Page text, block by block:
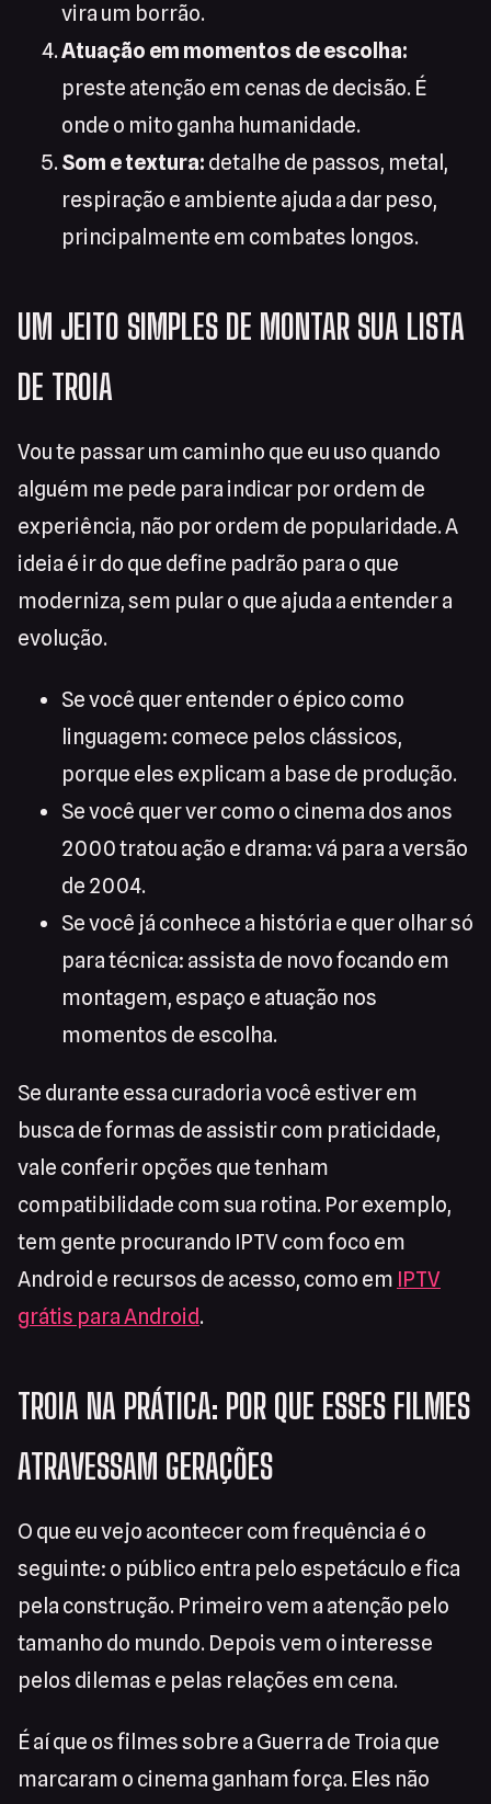
vira um borrão.
Atuação em momentos de escolha:
preste atenção em cenas de decisão. É
onde o mito ganha humanidade.
Som e textura: detalhe de passos, metal,
respiração e ambiente ajuda a dar peso,
principalmente em combates longos.
UM JEITO SIMPLES DE MONTAR SUA LISTA
DE TROIA
Vou te passar um caminho que eu uso quando
alguém me pede para indicar por ordem de
experiência, não por ordem de popularidade. A
ideia é ir do que define padrão para o que
moderniza, sem pular o que ajuda a entender a
evolução.
Se você quer entender o épico como
linguagem: comece pelos clássicos,
porque eles explicam a base de produção.
Se você quer ver como o cinema dos anos
2000 tratou ação e drama: vá para a versão
de 2004.
Se você já conhece a história e quer olhar só
para técnica: assista de novo focando em
montagem, espaço e atuação nos
momentos de escolha.
Se durante essa curadoria você estiver em
busca de formas de assistir com praticidade,
vale conferir opções que tenham
compatibilidade com sua rotina. Por exemplo,
tem gente procurando IPTV com foco em
Android e recursos de acesso, como em IPTV
grátis para Android.
TROIA NA PRÁTICA: POR QUE ESSES FILMES
ATRAVESSAM GERAÇÕES
O que eu vejo acontecer com frequência é o
seguinte: o público entra pelo espetáculo e fica
pela construção. Primeiro vem a atenção pelo
tamanho do mundo. Depois vem o interesse
pelos dilemas e pelas relações em cena.
É aí que os filmes sobre a Guerra de Troia que
marcaram o cinema ganham força. Eles não